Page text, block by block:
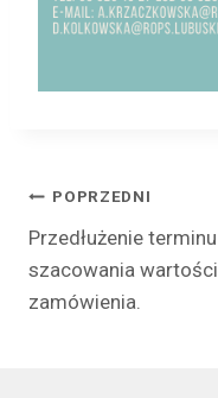
Nawigacja
wpisu
POPRZEDNI
Przedłużenie terminu
szacowania wartości
zamówienia.